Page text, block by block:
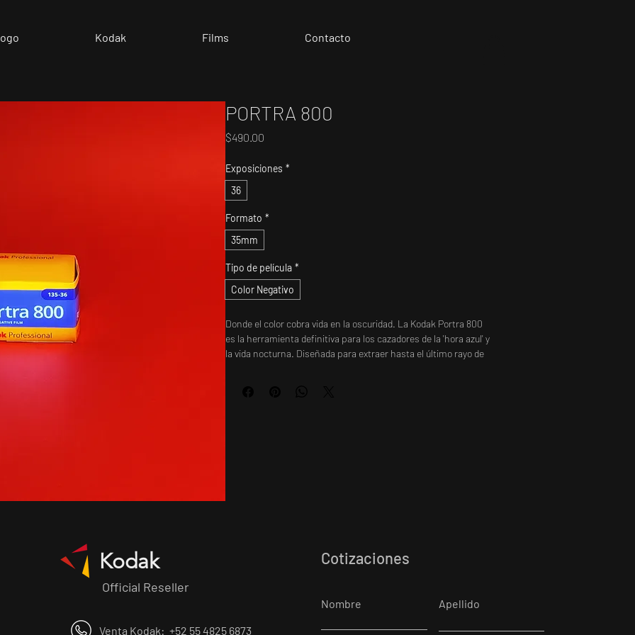
Kodak Films Contacto
PORTRA 800
$490.00
Exposiciones *
36
Formato *
35mm
Tipo de película *
Color Negativo
Donde el color cobra vida en la oscuridad. La Kodak Portra 800
es la herramienta definitiva para los cazadores de la 'hora azul' y
la vida nocturna. Diseñada para extraer hasta el último rayo de
Kodak
Official Reseller
Venta Kodak: +52 55 4825 6873
Cotizaciones
Nombre Apellido